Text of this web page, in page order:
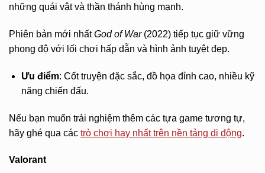
những quái vật và thần thánh hùng mạnh.
Phiên bản mới nhấtGod of War(2022) tiếp tục giữ vững
phong độ với lối chơi hấp dẫn và hình ảnh tuyệt đẹp.
Ưu điểm: Cốt truyện đặc sắc, đồ họa đỉnh cao, nhiều kỹ
năng chiến đấu.
Nếu bạn muốn trải nghiệm thêm các tựa game tương tự,
hãy ghé qua các trò chơi hay nhất trên nền tảng di động.
Valorant